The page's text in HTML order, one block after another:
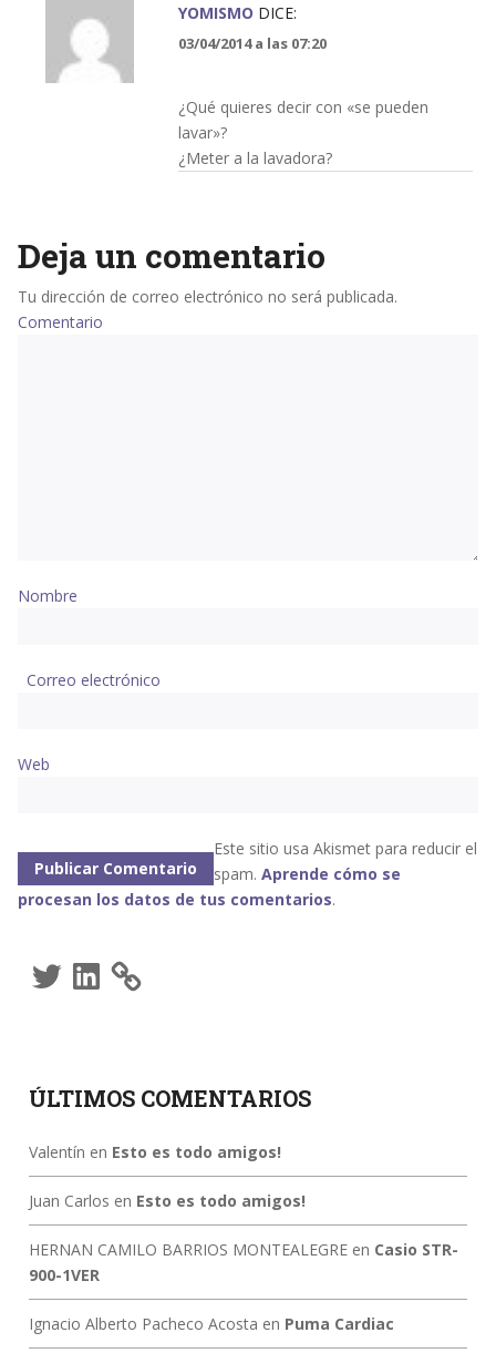
YOMISMO DICE:
03/04/2014 a las 07:20
¿Qué quieres decir con «se pueden
lavar»?
¿Meter a la lavadora?
Deja un comentario
Tu dirección de correo electrónico no será publicada.
Comentario
Nombre
Correo electrónico
Web
Este sitio usa Akismet para reducir el
spam. Aprende cómo se
procesan los datos de tus comentarios.
TwitterLinkedIn
ÚLTIMOS COMENTARIOS
Valentín en Esto es todo amigos!
Juan Carlos en Esto es todo amigos!
HERNAN CAMILO BARRIOS MONTEALEGREen Casio STR-
900-1VER
Ignacio Alberto Pacheco Acosta en Puma Cardiac